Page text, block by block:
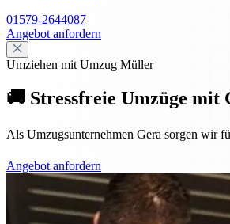
01579-2644087
Angebot anfordern
Umziehen mit Umzug Müller
🚚 Stressfreie Umzüge
Als Umzugsunternehmen Gera sorgen wir
Angebot anfordern